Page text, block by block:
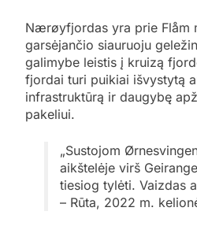
Nærøyfjordas yra prie Flåm
garsėjančio siauruoju
galimybe leistis į kruizą
fjordai turi puikiai išvystytą
infrastruktūrą ir daugybę
pakeliui.
„Sustojom
aikštelėje virš
tiesiog tylėti. Vaizdas
– Rūta, 2022 m.